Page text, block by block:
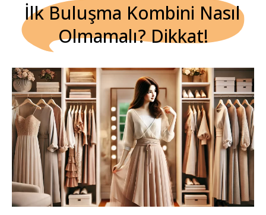
İlk Buluşma Kombini Nasıl
Olmamalı? Dikkat!